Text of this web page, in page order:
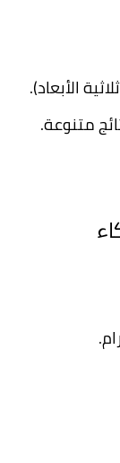
الأبعاد).
متنوعة.